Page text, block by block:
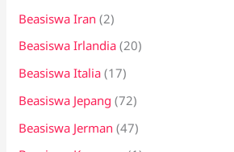
Beasiswa Iran (2)
Beasiswa Irlandia (20)
Beasiswa Italia (17)
Beasiswa Jepang (72)
Beasiswa Jerman (47)